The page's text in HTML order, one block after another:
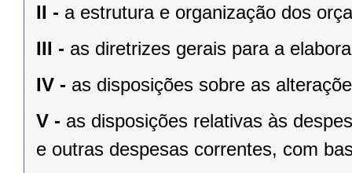
II - a estrutura e organização dos
III - as diretrizes gerais para a
IV - as disposições sobre as
V - as disposições relativas às
e outras despesas correntes, com